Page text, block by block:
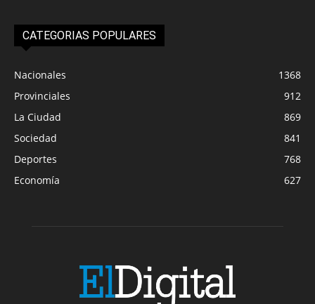
CATEGORIAS POPULARES
Nacionales
1368
Provinciales
912
La Ciudad
869
Sociedad
841
Deportes
768
Economía
627